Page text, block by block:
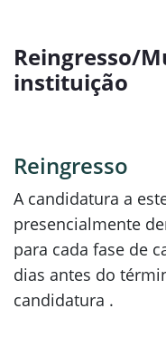
Reingresso/
instituição
Reingresso
A candidatura a
presencialmente
para cada fase de
dias antes do
candidatura .